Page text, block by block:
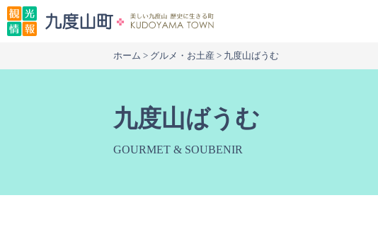
本
文
移
ホーム > グルメ・お土産 > 九度山ばうむ
九度山ばうむ
GOURMET & SOUBENIR